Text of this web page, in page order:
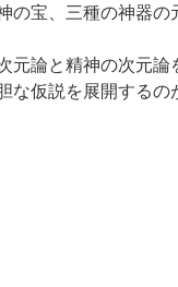
宝、三種の神器の
元論と精神の次元
仮説を展開するの